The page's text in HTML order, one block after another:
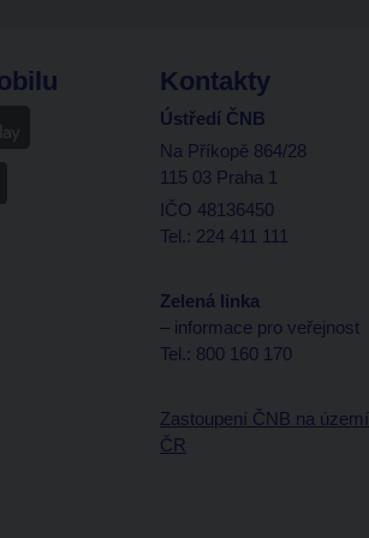
Kontakty
Ústředí ČNB
Na Příkopě 864/28
115 03 Praha 1
IČO 48136450
Tel.: 224 411 111
Zelená linka
– informace pro veřejnost
Tel.: 800 160 170
Zastoupení ČNB na území
ČR